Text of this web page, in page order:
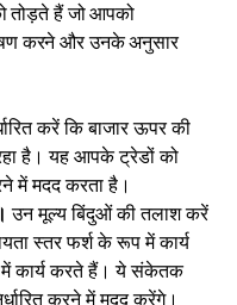
तोड़ते हैं जो आपको
करने और उनके अनुसार
करें कि बाजार ऊपर की
है। यह आपके ट्रेडों को
में मदद करता है।
उन मूल्य बिंदुओं की तलाश करें
स्तर फर्श के रूप में कार्य
कार्य करते हैं। ये संकेतक
करने में मदद करेंगे।